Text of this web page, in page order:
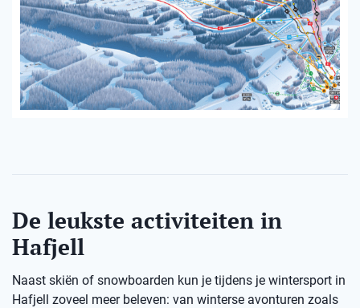
De leukste activiteiten in
Hafjell
Naast skiën of snowboarden kun je tijdens je wintersport in
Hafjell zoveel meer beleven: van winterse avonturen zoals